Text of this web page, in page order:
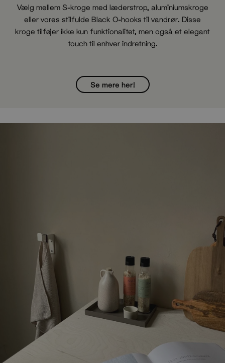
Vælg mellem S-kroge med læderstrop, aluminiumskroge
eller vores stilfulde Black O-hooks til vandrør. Disse
kroge tilføjer ikke kun funktionalitet, men også et elegant
touch til enhver indretning.
Se mere her!